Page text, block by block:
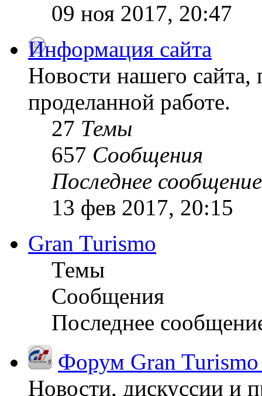
09 ноя 2017, 20:47
Информация сайта
Новости нашего
проделанной работе.
27 Темы
657 Сообщения
Последнее сообщение
13 фев 2017, 20:15
Gran Turismo
Темы
Сообщения
Последнее
Форум Gran
Новости, дискуссии и